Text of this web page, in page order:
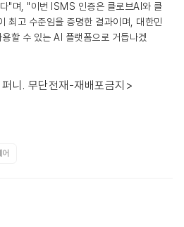
"며, "이번 ISMS 인증은 클로브AI와 클
최고 수준임을 증명한 결과이며, 대한민
할 수 있는 AI 플랫폼으로 거듭나겠
니. 무단전재-재배포금지>